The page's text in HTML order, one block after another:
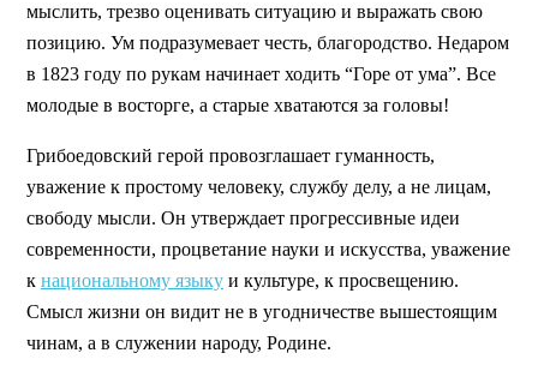
мыслить, трезво оценивать ситуацию и выражать свою
позицию. Ум подразумевает честь, благородство. Недаром
в 1823 году по рукам начинает ходить “Горе от ума”. Все
молодые в восторге, а старые хватаются за головы!
Грибоедовский герой провозглашает гуманность,
уважение к простому человеку, службу делу, а не лицам,
свободу мысли. Он утверждает прогрессивные идеи
современности, процветание науки и искусства, уважение
к национальному языку и культуре, к просвещению.
Смысл жизни он видит не в угодничестве вышестоящим
чинам, а в служении народу, Родине.